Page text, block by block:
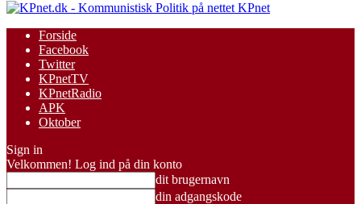
KPnet
Forside
Facebook
Twitter
KPnetTV
KPnetRadio
APK
Oktober
Sign in
Velkommen! Log ind på din konto
dit brugernavn
din adgangskode